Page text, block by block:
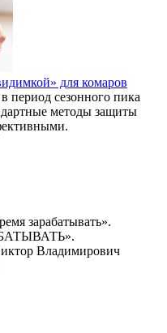
для комаров
период сезонного пика
методы защиты
зарабатывать».
Владимирович